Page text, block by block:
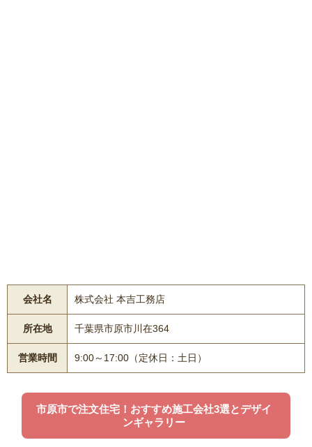
会社名 株式会社 本吉工務店
所在地 千葉県市原市川在364
営業時間 9:00～17:00（定休日：土日）
市原市で注文住宅！おすすめ施工会社3選とデザイ
ンギャラリー